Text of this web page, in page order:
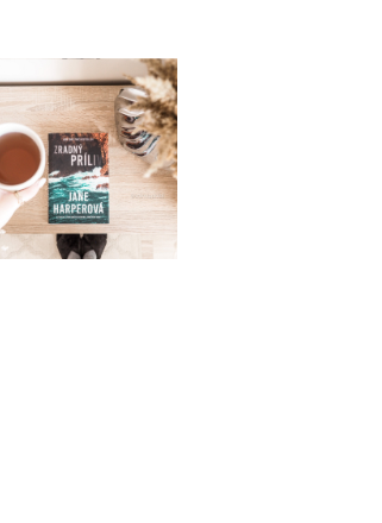
RECENZIA | JANE
HARPER ZRADNÝ
PRÍLIV